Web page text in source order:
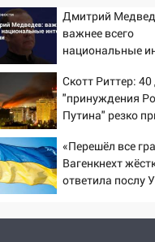
10:30
От
хаски: куда
области 8–9
10:11
Директора
«Нефтяной
судить за
налогов
09:28
Дети на
велосипедисты,
пешеходы.
Дмитрий
важнее всего
национальные
Скотт Риттер: 40
"принуждения
Путина" резко
«Перешёл все
Вагенкнехт
ответила послу